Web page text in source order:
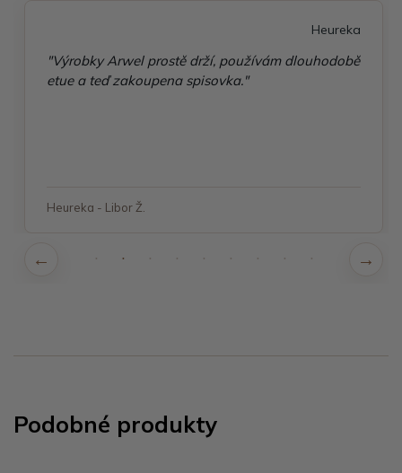
Heureka
"Výrobky Arwel prostě drží, používám dlouhodobě
etue a teď zakoupena spisovka."
Heureka - Libor Ž.
Podobné produkty